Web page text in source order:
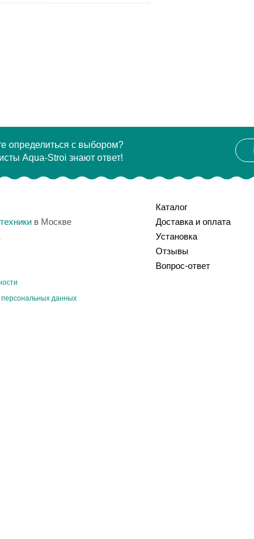
определиться с выбором?
Aqua-Stroi знают ответ!
в Москве
данных
Каталог
Доставка и оплата
Установка
Отзывы
Вопрос-ответ